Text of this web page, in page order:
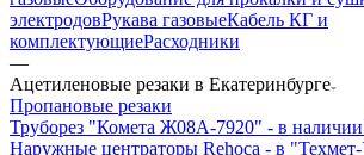
электродовРукава газовыеКабель КГ и
комплектующиеРасходники
—
Ацетиленовые резаки в Екатеринбурге
Пропановые резаки
Труборез "Комета Ж08А-7920" - в
Наружные центраторы Rehoca - в